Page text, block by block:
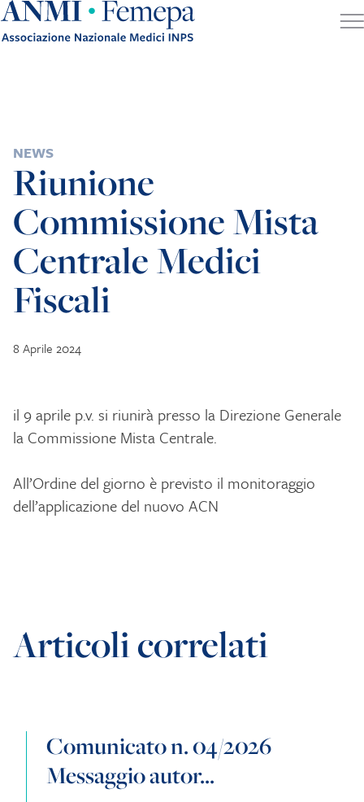
POSTED IN
NEWS
Riunione
Commissione Mista
Centrale Medici
Fiscali
8 Aprile 2024
il 9 aprile p.v. si riunirà presso la Direzione Generale
la Commissione Mista Centrale.
All’Ordine del giorno è previsto il monitoraggio
dell’applicazione del nuovo ACN
Articoli correlati
Comunicato n. 04/2026
Messaggio autor...